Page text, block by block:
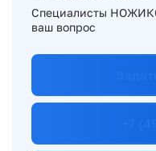
Специалисты
ваш вопрос